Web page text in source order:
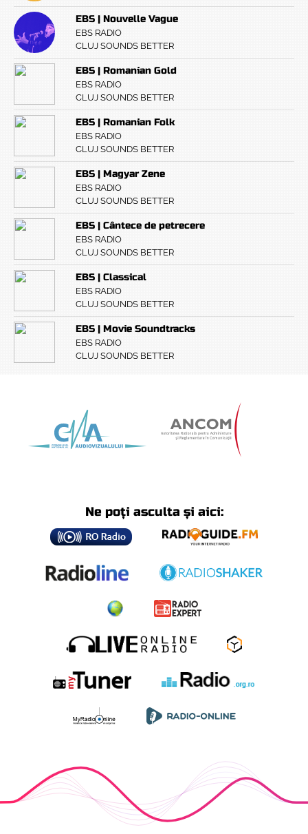
EBS | Nouvelle Vague
EBS RADIO
CLUJ SOUNDS BETTER
EBS | Romanian Gold
EBS RADIO
CLUJ SOUNDS BETTER
EBS | Romanian Folk
EBS RADIO
CLUJ SOUNDS BETTER
EBS | Magyar Zene
EBS RADIO
CLUJ SOUNDS BETTER
EBS | Cântece de petrecere
EBS RADIO
CLUJ SOUNDS BETTER
EBS | Classical
EBS RADIO
CLUJ SOUNDS BETTER
EBS | Movie Soundtracks
EBS RADIO
CLUJ SOUNDS BETTER
Ne poți asculta și aici: